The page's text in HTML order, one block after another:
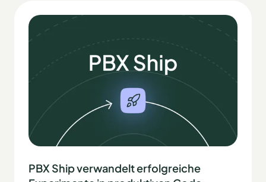
PBX Ship verwandelt erfolgreiche